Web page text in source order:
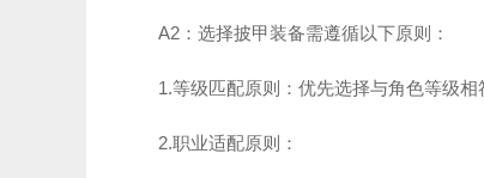
A2：选择披甲装备需遵循以下原则：
1.等级匹配原则：优先选择与角色等级
2.职业适配原则：